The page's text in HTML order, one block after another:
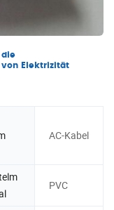
die
Elektrizität
AC-Kabel
PVC